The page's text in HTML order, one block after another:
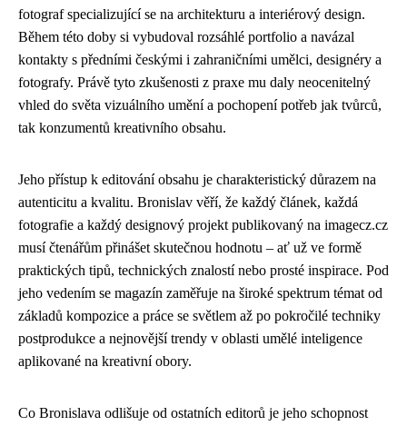
fotograf specializující se na architekturu a interiérový design.
Během této doby si vybudoval rozsáhlé portfolio a navázal
kontakty s předními českými i zahraničními umělci, designéry a
fotografy. Právě tyto zkušenosti z praxe mu daly neocenitelný
vhled do světa vizuálního umění a pochopení potřeb jak tvůrců,
tak konzumentů kreativního obsahu.
Jeho přístup k editování obsahu je charakteristický důrazem na
autenticitu a kvalitu. Bronislav věří, že každý článek, každá
fotografie a každý designový projekt publikovaný na imagecz.cz
musí čtenářům přinášet skutečnou hodnotu – ať už ve formě
praktických tipů, technických znalostí nebo prosté inspirace. Pod
jeho vedením se magazín zaměřuje na široké spektrum témat od
základů kompozice a práce se světlem až po pokročilé techniky
postprodukce a nejnovější trendy v oblasti umělé inteligence
aplikované na kreativní obory.
Co Bronislava odlišuje od ostatních editorů je jeho schopnost